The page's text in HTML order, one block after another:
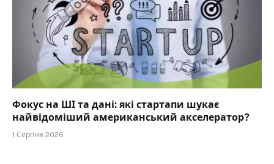
Фокус на ШІ та дані: які стартапи шукає
найвідоміший американський акселератор?
1 Серпня 2026